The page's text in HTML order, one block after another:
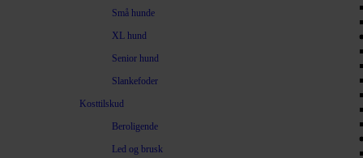
Små hunde
XL hund
Senior hund
Slankefoder
Kosttilskud
Beroligende
Led og brusk